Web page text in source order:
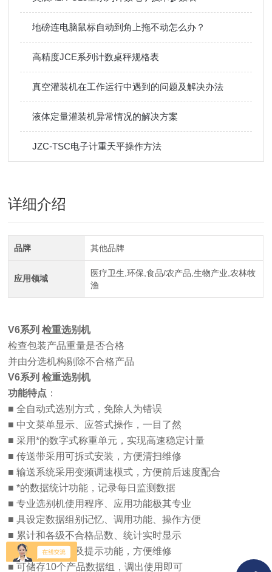
地磅连电脑鼠标自动到角上拖不动怎么办？
高精度JCE系列计数桌秤规格表
真空灌装机在工作运行中遇到的问题及解决办法
液体定量灌装机异常情况的解决方案
JZC-TSC电子计重天平操作方法
详细介绍
品牌 其他品牌
应用领域
医疗卫生,环保,食品/农产品,生物产业,农林牧
渔
V6系列检重选别机
检查包装产品重量是否合格
并由分选机构剔除不合格产品
V6系列检重选别机
功能特点 ：
■全自动式选别方式，免除人为错误
■ 中文菜单显示、应答式操作，一目了然
■ 采用*的数字式称重单元，实现高速稳定计量
■传送带采用可拆式安装，方便清扫维修
■输送系统采用变频调速模式，方便前后速度配合
■*的数据统计功能，记录每日监测数据
■专业选别机使用程序、应用功能极其专业
■具设定数据组别记忆、调用功能、操作方便
■ 累计和各级不合格品数、统计实时显示
自我故障诊断及提示功能，方便维修
■可储存10个产品数据组，调出使用即可